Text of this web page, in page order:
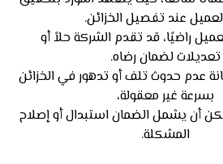
عند تفصيل الخزائن.
راضيًا، قد تقدم الشركة حلاً أو
تعديلات لضمان رضاه.
عدم حدوث تلف أو تدهور في الخزائن
بسرعة غير معقولة،
أن يشمل الضمان استبدال أو إصلاح
المشكلة.